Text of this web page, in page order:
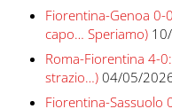
Fiorentina-Genoa 0-
capo… Speriamo)
Roma-Fiorentina 4-
strazio…) 04/05/
Fiorentina-Sassuolo